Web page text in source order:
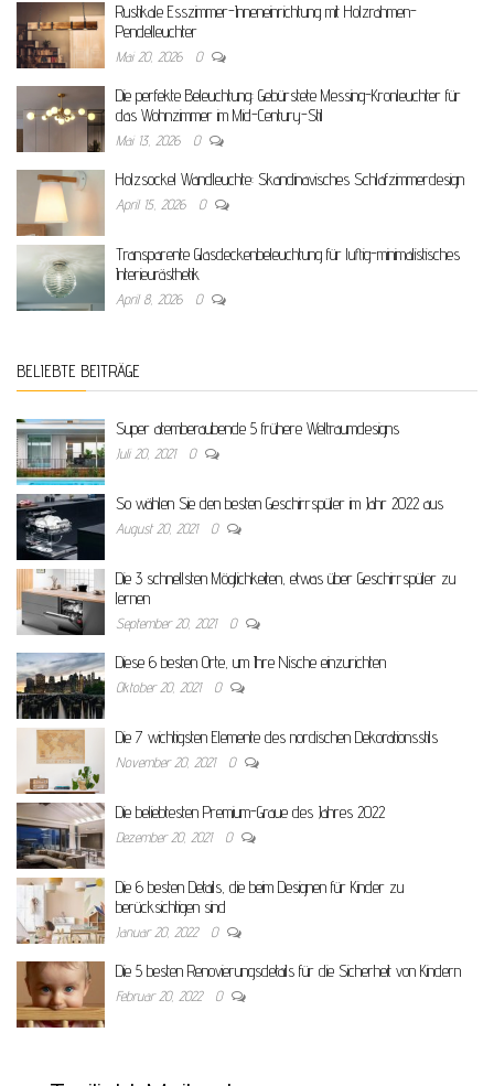
Rustikale Esszimmer-Inneneinrichtung mit Holzrahmen-
Pendelleuchter
Mai 20, 2026 0
Die perfekte Beleuchtung: Gebürstete Messing-Kronleuchter für
das Wohnzimmer im Mid-Century-Stil
Mai 13, 2026 0
Holzsockel Wandleuchte: Skandinavisches Schlafzimmerdesign
April 15, 2026 0
Transparente Glasdeckenbeleuchtung für luftig-minimalistisches
Interieurästhetik
April 8, 2026 0
BELIEBTE BEITRÄGE
Super atemberaubende 5 frühere Weltraumdesigns
Juli 20, 2021 0
So wählen Sie den besten Geschirrspüler im Jahr 2022 aus
August 20, 2021 0
Die 3 schnellsten Möglichkeiten, etwas über Geschirrspüler zu
lernen
September 20, 2021 0
Diese 6 besten Orte, um Ihre Nische einzurichten
Oktober 20, 2021 0
Die 7 wichtigsten Elemente des nordischen Dekorationsstils
November 20, 2021 0
Die beliebtesten Premium-Graue des Jahres 2022
Dezember 20, 2021 0
Die 6 besten Details, die beim Designen für Kinder zu
berücksichtigen sind
Januar 20, 2022 0
Die 5 besten Renovierungsdetails für die Sicherheit von Kindern
Februar 20, 2022 0